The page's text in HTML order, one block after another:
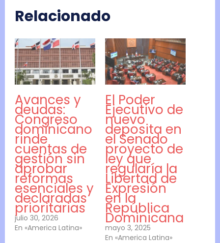
Relacionado
Avances y
deudas:
Congreso
dominicano
rinde
cuentas de
gestión sin
aprobar
reformas
esenciales y
declaradas
prioritarias
julio 30, 2026
En «America Latina»
El Poder
Ejecutivo de
nuevo
deposita en
el Senado
proyecto de
ley que
regularía la
Libertad de
Expresión
en la
República
Dominicana
mayo 3, 2025
En «America Latina»